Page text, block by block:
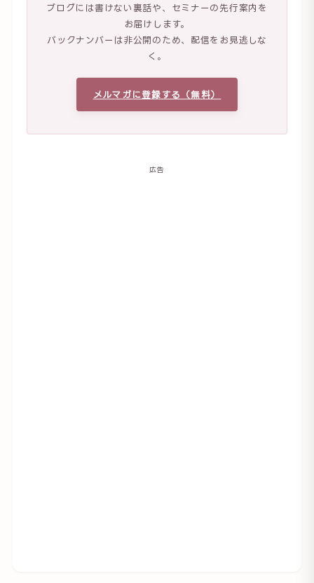
ブログには書けない裏話や、セミナーの先行案内を
お届けします。
バックナンバーは非公開のため、配信をお見逃しな
く。
メルマガに登録する（無料）
広告